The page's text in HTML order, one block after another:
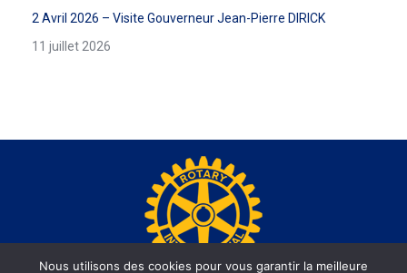
2 Avril 2026 – Visite Gouverneur Jean-Pierre DIRICK
11 juillet 2026
Nous utilisons des cookies pour vous garantir la meilleure